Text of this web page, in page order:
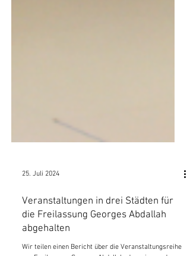
25. Juli 2024